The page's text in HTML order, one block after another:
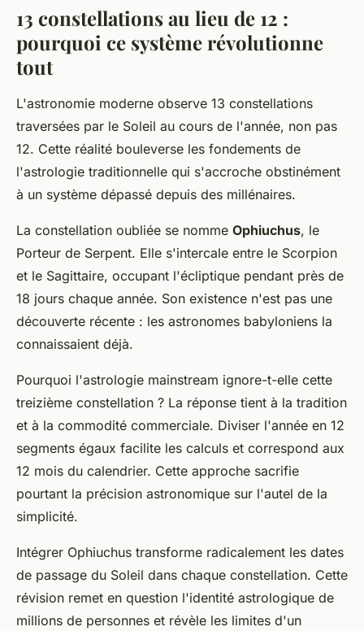
13 constellations au lieu de 12 :
pourquoi ce système révolutionne
tout
L'astronomie moderne observe 13 constellations
traversées par le Soleil au cours de l'année, non pas
12. Cette réalité bouleverse les fondements de
l'astrologie traditionnelle qui s'accroche obstinément
à un système dépassé depuis des millénaires.
La constellation oubliée se nomme Ophiuchus, le
Porteur de Serpent. Elle s'intercale entre le Scorpion
et le Sagittaire, occupant l'écliptique pendant près de
18 jours chaque année. Son existence n'est pas une
découverte récente : les astronomes babyloniens la
connaissaient déjà.
Pourquoi l'astrologie mainstream ignore-t-elle cette
treizième constellation ? La réponse tient à la tradition
et à la commodité commerciale. Diviser l'année en 12
segments égaux facilite les calculs et correspond aux
12 mois du calendrier. Cette approche sacrifie
pourtant la précision astronomique sur l'autel de la
simplicité.
Intégrer Ophiuchus transforme radicalement les dates
de passage du Soleil dans chaque constellation. Cette
révision remet en question l'identité astrologique de
millions de personnes et révèle les limites d'un